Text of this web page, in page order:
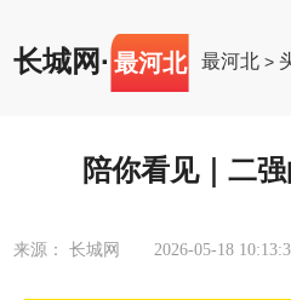
长城网· 最河北 最河北 >
陪你看见｜二
来源： 长城网 2026-05-18